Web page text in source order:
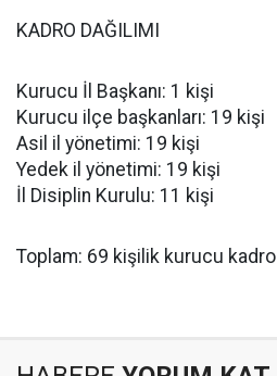
KADRO DAĞILIMI
Kurucu İl Başkanı: 1 kişi
Kurucu ilçe başkanları: 19 kişi
Asil il yönetimi: 19 kişi
Yedek il yönetimi: 19 kişi
İl Disiplin Kurulu: 11 kişi
Toplam: 69 kişilik kurucu kadro